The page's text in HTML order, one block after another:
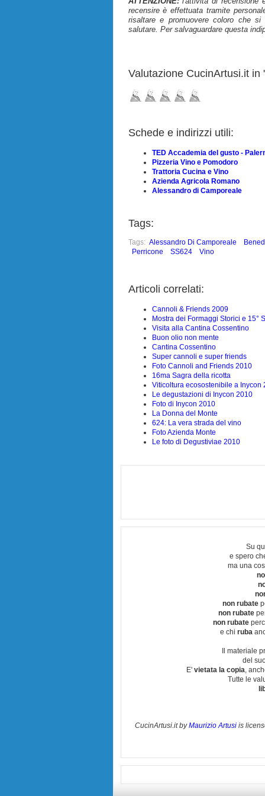
recensire è effettuata tramite
risaltare e promuovere coloro che
salutare. Per salvaguardare questa
Valutazione CucinArtusi.it in
Schede e indirizzi utili:
TED Accademia del gusto -
Pizzeria Vino e Pomodoro
Trattoria Cucina e Vino
Azienda Agricola Romano
Alessandro di Camporeale
Tags:
Tags: Alessandro Di Camporeale
Perricone
SS624 Vino
Articoli correlati:
Cannoli & Friends 2009
Mostra dei Formaggi Storici e 15°
Visita alla Cantina Cossentino
Buon olio non mente
Cantina Cossentino
Super cannoli e super friends
Foto Cannoli and Friends 2010
16ma Sagra della ricotta
Viticoltura ecosostenibile a Inycon
Le degustazioni di Inycon 2010
Foto di Inycon 2010
La Donna del Monte
624: La vera strada del vino
Foto Azienda Monte
Le foto di Degustiviae 2010
Su
e spero
ma una
non rubate
non rubate
non rubate
e chi ruba
Il materiale
del
E' vietata la copia,
Tutte le
CucinArtusi.itbyMaurizio Artusiis